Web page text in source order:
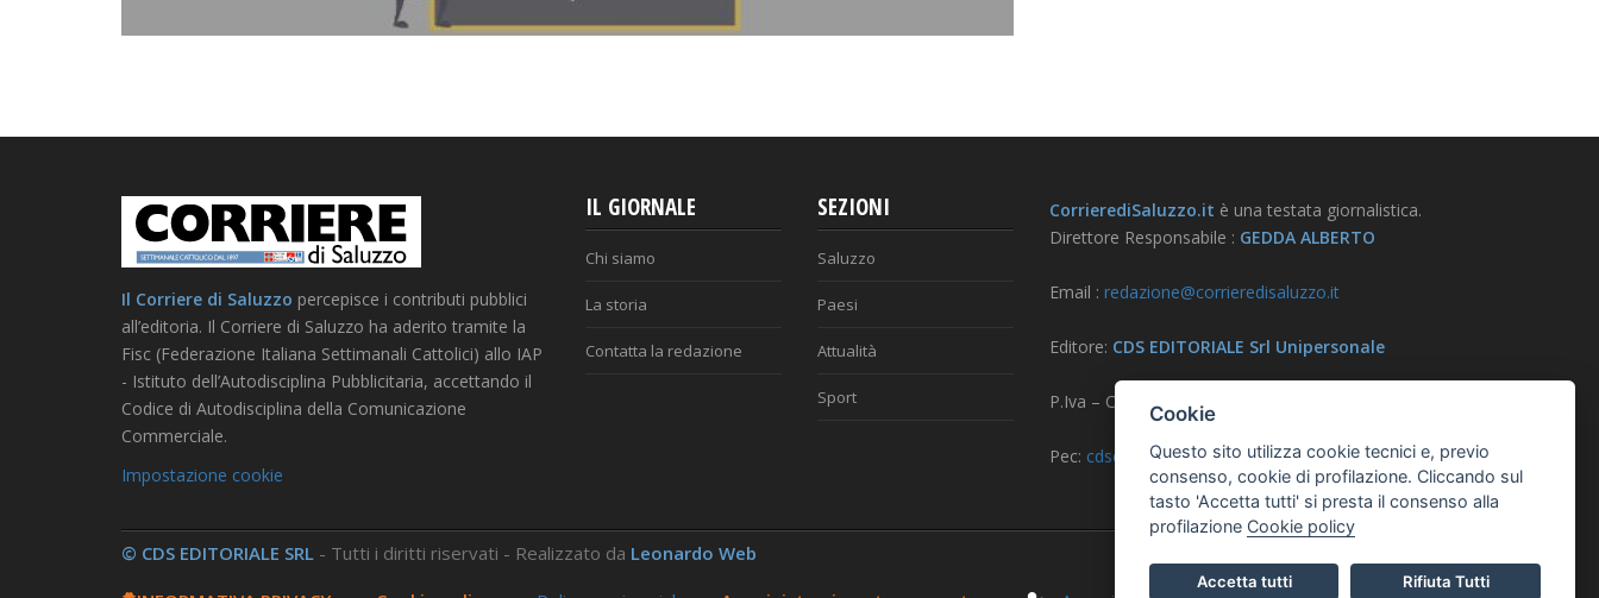
Il Corriere di Saluzzo percepisce i contributi pubblici
all’editoria. Il Corriere di Saluzzo ha aderito tramite la
Fisc (Federazione Italiana Settimanali Cattolici) allo IAP
- Istituto dell’Autodisciplina Pubblicitaria, accettando il
Codice di Autodisciplina della Comunicazione
Commerciale.
Impostazione cookie
IL GIORNALE
Chi siamo
La storia
Contatta la redazione
SEZIONI
Saluzzo
Paesi
Attualità
Sport
CorrierediSaluzzo.it è una testata giornalistica.
Direttore Responsabile : GEDDA ALBERTO
Email : redazione@corrieredisaluzzo.it
Editore: CDS EDITORIALE Srl Unipersonale
P.Iva – CF – Reg. Imprese CN 03733570042
Pec: cdseditoriale@pec.it
© CDS EDITORIALE SRL - Tutti i diritti riservati - Realizzato da Leonardo Web
Cookie
Questo sito utilizza cookie tecnici e, previo
consenso, cookie di profilazione. Cliccando sul
tasto 'Accetta tutti' si presta il consenso alla
profilazione Cookie policy
Accetta tutti Rifiuta Tutti